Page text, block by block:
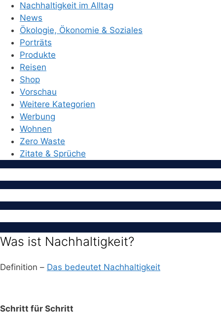
Nachhaltigkeit im Alltag
News
Ökologie, Ökonomie & Soziales
Porträts
Produkte
Reisen
Shop
Vorschau
Weitere Kategorien
Werbung
Wohnen
Zero Waste
Zitate & Sprüche
Was ist Nachhaltigkeit?
Definition – Das bedeutet Nachhaltigkeit
Schritt für Schritt